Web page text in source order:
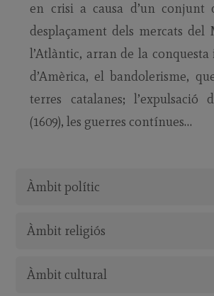
en crisi a causa d’un conjunt
desplaçament dels mercats del
l’Atlàntic, arran de la
d’Amèrica, el bandolerisme,
terres catalanes; l’expulsació
(1609), les guerres contínues…
Àmbit polític
Àmbit religiós
Àmbit cultural